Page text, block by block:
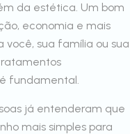
da estética. Um bom
economia e mais
você, sua família ou sua
fundamental.
já entenderam que
mais simples para